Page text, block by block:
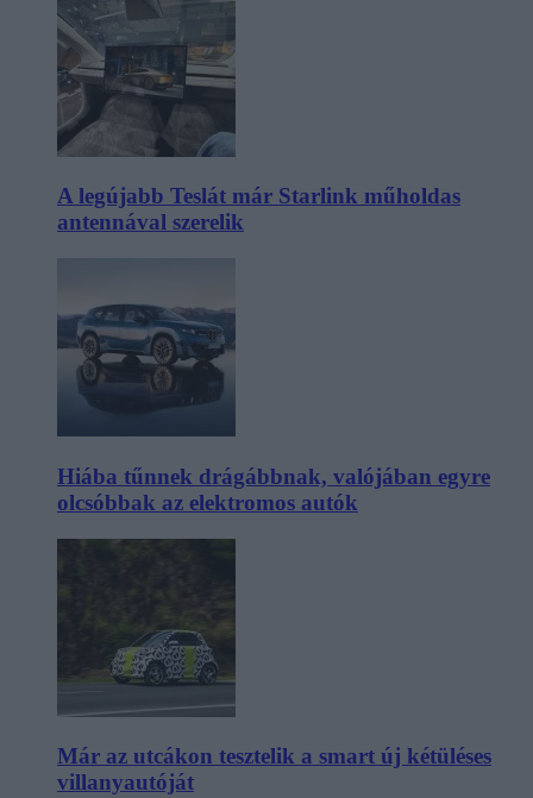
A legújabb Teslát már Starlink műholdas
antennával szerelik
Hiába tűnnek drágábbnak, valójában egyre
olcsóbbak az elektromos autók
Már az utcákon tesztelik a smart új kétüléses
villanyautóját